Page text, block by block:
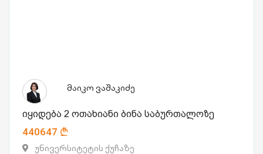
მაიკო ვაშაკიძე
იყიდება 2 ოთახიანი ბინა საბურთალოზე
440647
უნივერსიტეტის ქუჩაზე